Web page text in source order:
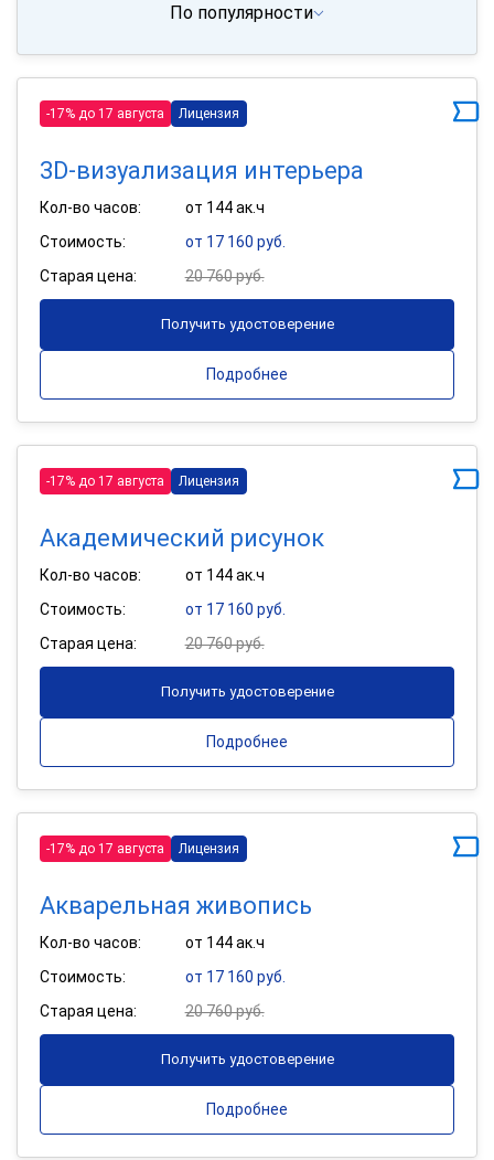
По популярности
-17% до 17 августа Лицензия
3D-визуализация интерьера
Кол-во часов:
от 144 ак.ч
Стоимость:
от 17 160 руб.
Старая цена:
20 760 руб.
Получить удостоверение
Подробнее
-17% до 17 августа Лицензия
Академический рисунок
Кол-во часов:
от 144 ак.ч
Стоимость:
от 17 160 руб.
Старая цена:
20 760 руб.
Получить удостоверение
Подробнее
-17% до 17 августа Лицензия
Акварельная живопись
Кол-во часов:
от 144 ак.ч
Стоимость:
от 17 160 руб.
Старая цена:
20 760 руб.
Получить удостоверение
Подробнее